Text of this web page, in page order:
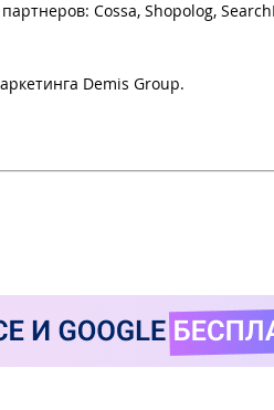
Cossa, Shopolog,
Demis Group.